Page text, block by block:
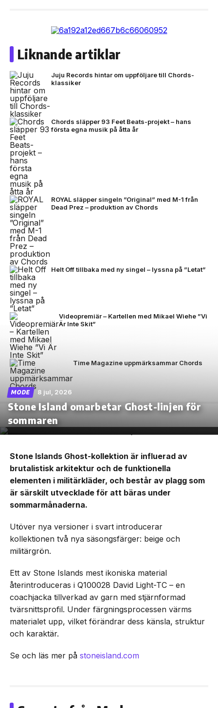
Liknande artiklar
Juju Records hintar om uppföljare till Chords-
klassiker
Chords släpper 93 Feet Beats-projekt – hans
första egna musik på åtta år
ROYAL släpper singeln ”Original” med M-1 från
Dead Prez – produktion av Chords
Helt Off tillbaka med ny singel – lyssna på ”Letat”
Videopremiär – Kartellen med Mikael Wiehe ”Vi
Är Inte Skit”
Time Magazine uppmärksammar Chords
MODE 8 jul, 2026
Stone Island omarbetar Ghost-linjen för
sommaren
Stone Islands Ghost-kollektion är influerad av
brutalistisk arkitektur och de funktionella
elementen i militärkläder, och består av plagg som
är särskilt utvecklade för att bäras under
sommarmånaderna.
Utöver nya versioner i svart introducerar
kollektionen två nya säsongsfärger: beige och
militärgrön.
Ett av Stone Islands mest ikoniska material
återintroduceras i Q100028 David Light-TC – en
coachjacka tillverkad av garn med stjärnformad
tvärsnittsprofil. Under färgningsprocessen värms
materialet upp, vilket förändrar dess känsla, struktur
och karaktär.
Se och läs mer på stoneisland.com